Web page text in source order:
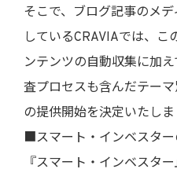
そこで、ブログ記事のメ
しているCRAVIAでは、こ
ンテンツの自動収集に加
査プロセスも含んだテー
の提供開始を決定いたしま
■スマート・インベスタ
『スマート・インベスタ